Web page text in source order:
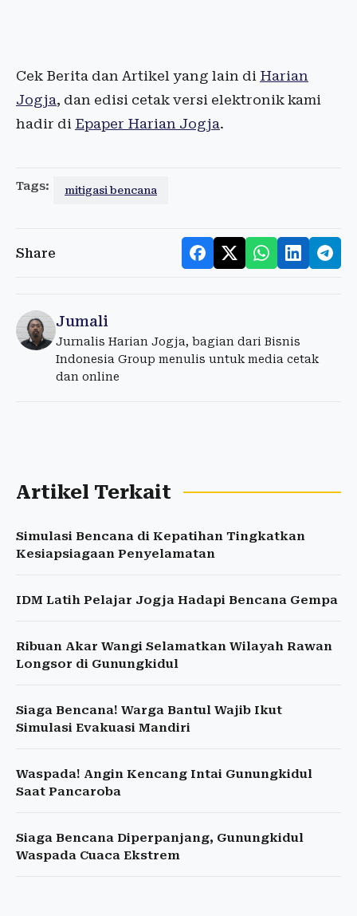
Cek Berita dan Artikel yang lain di Harian
Jogja, dan edisi cetak versi elektronik kami
hadir di Epaper Harian Jogja.
Tags: mitigasi bencana
Share
Jumali
Jurnalis Harian Jogja, bagian dari Bisnis
Indonesia Group menulis untuk media cetak
dan online
Artikel Terkait
Simulasi Bencana di Kepatihan Tingkatkan
Kesiapsiagaan Penyelamatan
IDM Latih Pelajar Jogja Hadapi Bencana Gempa
Ribuan Akar Wangi Selamatkan Wilayah Rawan
Longsor di Gunungkidul
Siaga Bencana! Warga Bantul Wajib Ikut
Simulasi Evakuasi Mandiri
Waspada! Angin Kencang Intai Gunungkidul
Saat Pancaroba
Siaga Bencana Diperpanjang, Gunungkidul
Waspada Cuaca Ekstrem